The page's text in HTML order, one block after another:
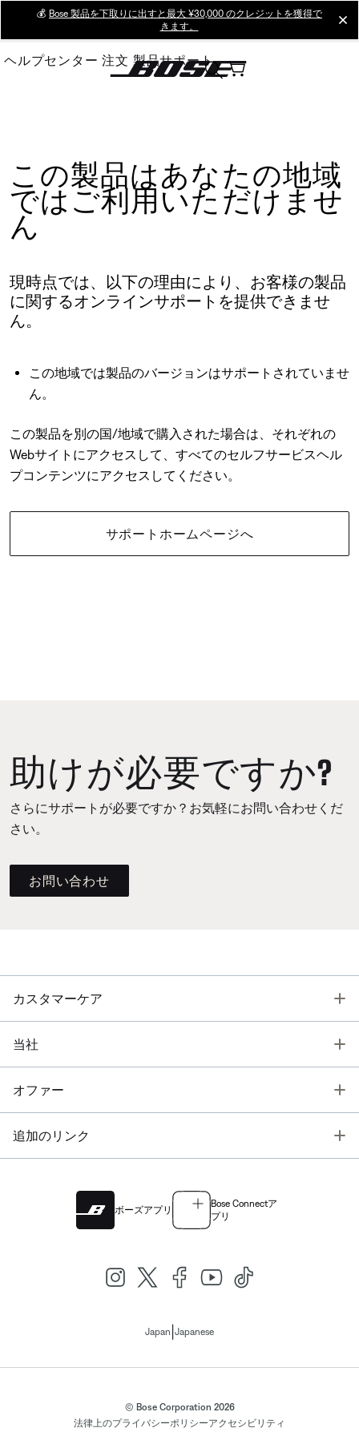
Main
💰 Bose 製品を下取りに出すと最大 ¥30,000 のクレジットを獲得で
きます。
ヘルプセンター 注文 製品サポート
この製品はあなたの地域
ではご利用いただけませ
ん
現時点では、以下の理由により、お客様の製品
に関するオンラインサポートを提供できませ
ん。
この地域では製品のバージョンはサポートされていませ
ん。
この製品を別の国/地域で購入された場合は、それぞれの
Webサイトにアクセスして、すべてのセルフサービスヘル
プコンテンツにアクセスしてください。
サポートホームページへ
助けが必要ですか?
さらにサポートが必要ですか？お気軽にお問い合わせくだ
さい。
お問い合わせ
カスタマーケア
当社
オファー
追加のリンク
ボーズアプリ
Bose Connectア
プリ
Japan Japanese
© Bose Corporation 2026
法律上のプライバシーポリシーアクセシビリティ